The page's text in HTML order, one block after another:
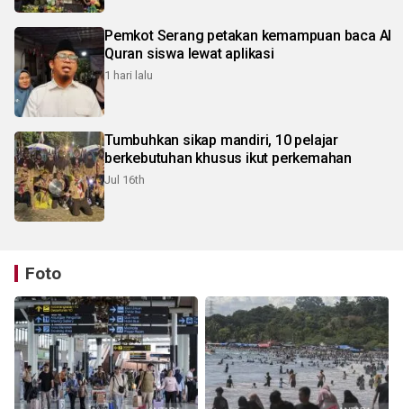
Pemkot Serang petakan kemampuan baca Al
Quran siswa lewat aplikasi
1 hari lalu
Tumbuhkan sikap mandiri, 10 pelajar
berkebutuhan khusus ikut perkemahan
Jul 16th
Foto